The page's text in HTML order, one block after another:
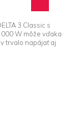
3 Classic s
W môže vďaka
trvalo napájať aj